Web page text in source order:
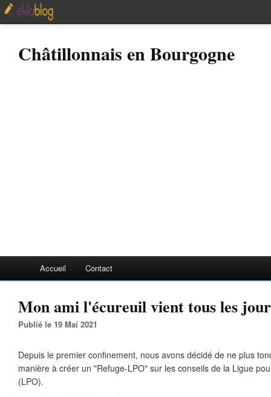
Châtillonnais en Bourgogne
Accueil Contact
Mon ami l'écureuil vient tous les
Publié le 19 Mai 2021
Depuis le premier confinement, nous avons décidé de ne plus
manière à créer un "Refuge-LPO" sur les conseils de la Ligue
(LPO).